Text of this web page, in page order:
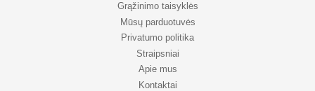
Grąžinimo taisyklės
Mūsų parduotuvės
Privatumo politika
Straipsniai
Apie mus
Kontaktai